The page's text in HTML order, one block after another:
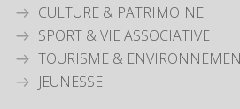
CULTURE & PATRIMOINE
SPORT & VIE ASSOCIATIVE
TOURISME &
JEUNESSE